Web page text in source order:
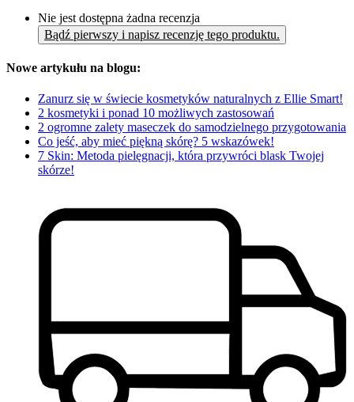
Nie jest dostępna żadna recenzja
Bądź pierwszy i napisz recenzję tego produktu.
Nowe artykułu na blogu:
Zanurz się w świecie kosmetyków naturalnych z Ellie Smart!
2 kosmetyki i ponad 10 możliwych zastosowań
2 ogromne zalety maseczek do samodzielnego przygotowania
Co jeść, aby mieć piękną skórę? 5 wskazówek!
7 Skin: Metoda pielęgnacji, która przywróci blask Twojej
skórze!